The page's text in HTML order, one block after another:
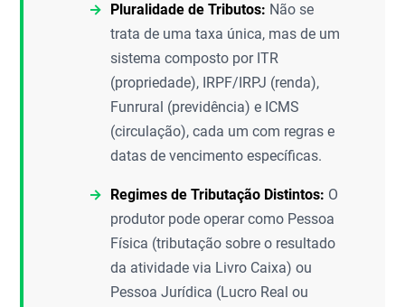
Pluralidade de Tributos: Não se
trata de uma taxa única, mas de um
sistema composto por ITR
(propriedade), IRPF/IRPJ (renda),
Funrural (previdência) e ICMS
(circulação), cada um com regras e
datas de vencimento específicas.
Regimes de Tributação Distintos: O
produtor pode operar como Pessoa
Física (tributação sobre o resultado
da atividade via Livro Caixa) ou
Pessoa Jurídica (Lucro Real ou